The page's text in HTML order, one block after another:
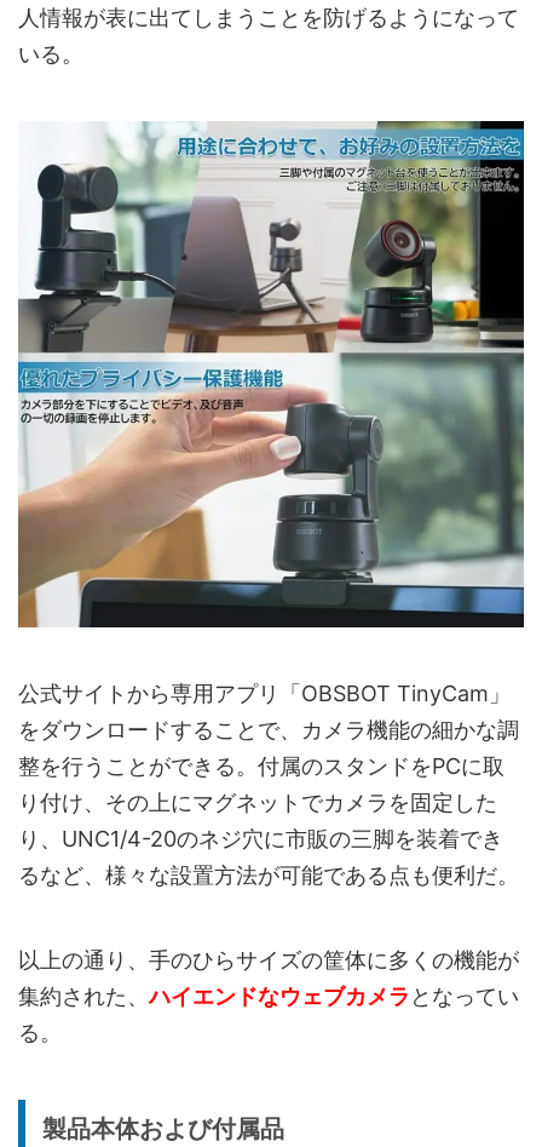
人情報が表に出てしまうことを防げるようになって
いる。
公式サイトから専用アプリ「OBSBOT TinyCam」
をダウンロードすることで、カメラ機能の細かな調
整を行うことができる。付属のスタンドをPCに取
り付け、その上にマグネットでカメラを固定した
り、UNC1/4-20のネジ穴に市販の三脚を装着でき
るなど、様々な設置方法が可能である点も便利だ。
以上の通り、手のひらサイズの筐体に多くの機能が
集約された、ハイエンドなウェブカメラ となってい
る。
製品本体および付属品